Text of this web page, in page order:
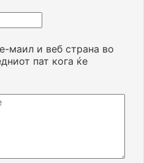
маил и веб страна во
пат кога ќе